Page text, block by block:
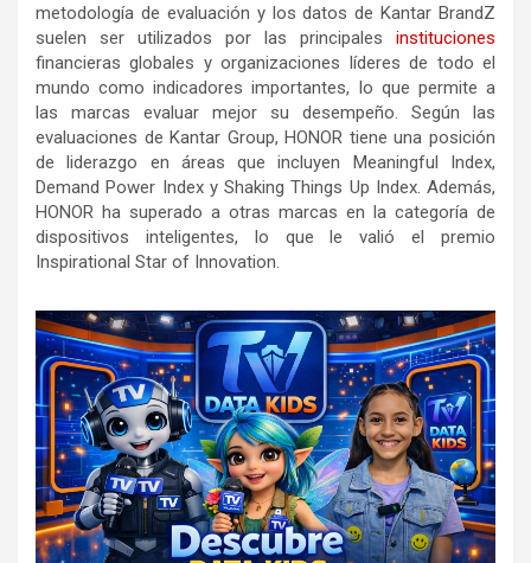
metodología de evaluación y los datos de Kantar BrandZ
suelen ser utilizados por las principales instituciones
financieras globales y organizaciones líderes de todo el
mundo como indicadores importantes, lo que permite a
las marcas evaluar mejor su desempeño. Según las
evaluaciones de Kantar Group, HONOR tiene una posición
de liderazgo en áreas que incluyen Meaningful Index,
Demand Power Index y Shaking Things Up Index. Además,
HONOR ha superado a otras marcas en la categoría de
dispositivos inteligentes, lo que le valió el premio
Inspirational Star of Innovation.